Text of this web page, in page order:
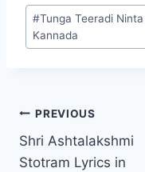
Post
Tags:
#Tunga Teeradi
Kannada
Post
navigation
PREVIOUS
Shri Ashtalakshmi
Stotram Lyrics in